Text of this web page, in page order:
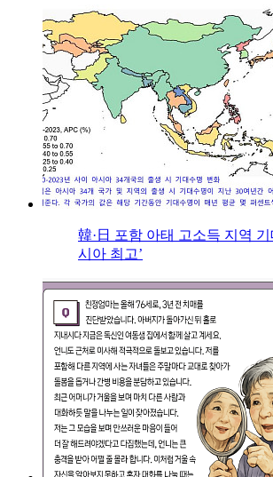
韓·日 포함 아태 고소득 지역 기
시아 최고’